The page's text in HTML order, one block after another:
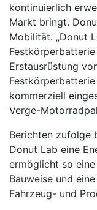
kontinuierlich
Markt bringt.
Mobilität. „Donut
Erstausrüstung
kommerziell
Verge-
Berichten zufolge
Donut Lab eine
ermöglicht so
Bauweise und
Fahrzeug- und